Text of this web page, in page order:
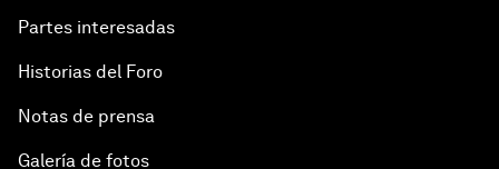
Partes interesadas
Historias del Foro
Notas de prensa
Galería de fotos